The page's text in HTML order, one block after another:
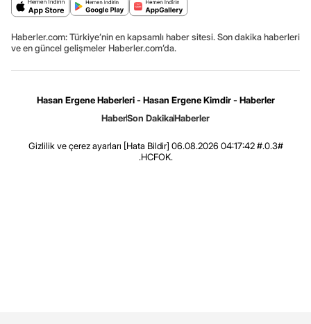
Haberler.com: Türkiye’nin en kapsamlı haber sitesi. Son dakika haberleri
ve en güncel gelişmeler Haberler.com’da.
Hasan Ergene Haberleri - Hasan Ergene Kimdir - Haberler
HaberSon DakikaHaberler
Gizlilik ve çerez ayarları [Hata Bildir] 06.08.2026 04:17:42 #.0.3#
.HCFOK.